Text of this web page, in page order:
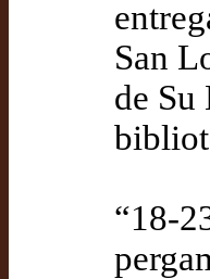
San
de Su
“18-